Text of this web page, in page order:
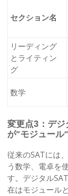
セクション名
リーディング
とライティン
グ
数学
変更点3：デジ
が”モジュール
従来のSATには
う数学、電卓を
す。デジタル
在はモジュール